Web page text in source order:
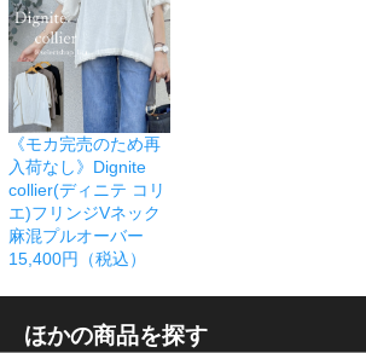
《モカ完売のため再
入荷なし》Dignite
collier(ディニテ コリ
エ)フリンジVネック
麻混プルオーバー
15,400円（税込）
ほかの商品を探す